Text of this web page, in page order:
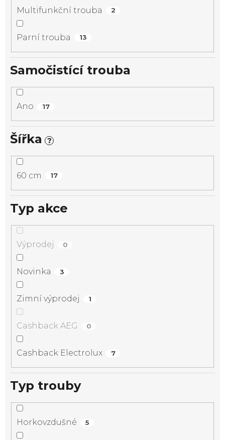
Multifunkční trouba 2
Parní trouba 13
Samočistící trouba
Ano 17
Šířka ?
60 cm 17
Typ akce
Výprodej 0
Novinka 3
Zimní výprodej 1
Cashback AEG 0
Cashback Electrolux 7
Typ trouby
Horkovzdušné 5